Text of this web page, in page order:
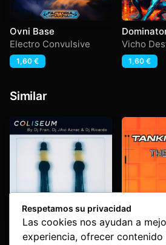
Ovni Base
Electro Convulsive
1,60 €
Vicho
1,60 €
Similar
Colisseum By Dj Frank,
Javi Aznar & Ricardo –
COLISSEUM By Frank
The
Tanki &
Respetamos su privacidad
Las cookies nos ayudan a
experiencia, ofrecer